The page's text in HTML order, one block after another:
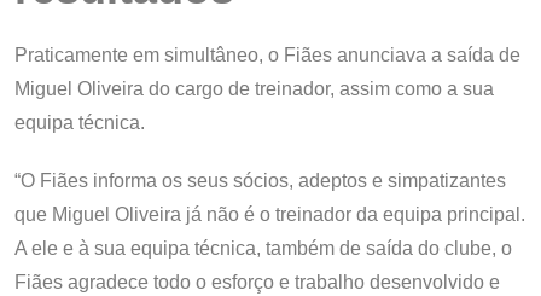
Praticamente em simultâneo, o Fiães anunciava a saída de
Miguel Oliveira do cargo de treinador, assim como a sua
equipa técnica.
“O Fiães informa os seus sócios, adeptos e simpatizantes
que Miguel Oliveira já não é o treinador da equipa principal.
A ele e à sua equipa técnica, também de saída do clube, o
Fiães agradece todo o esforço e trabalho desenvolvido e